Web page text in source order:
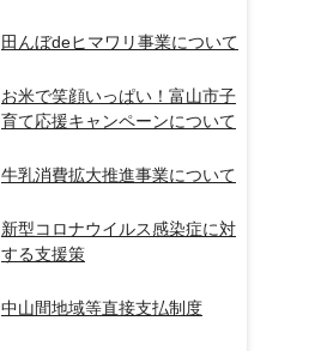
田んぼdeヒマワリ事業について
お米で笑顔いっぱい！富山市子
育て応援キャンペーンについて
牛乳消費拡大推進事業について
新型コロナウイルス感染症に対
する支援策
中山間地域等直接支払制度